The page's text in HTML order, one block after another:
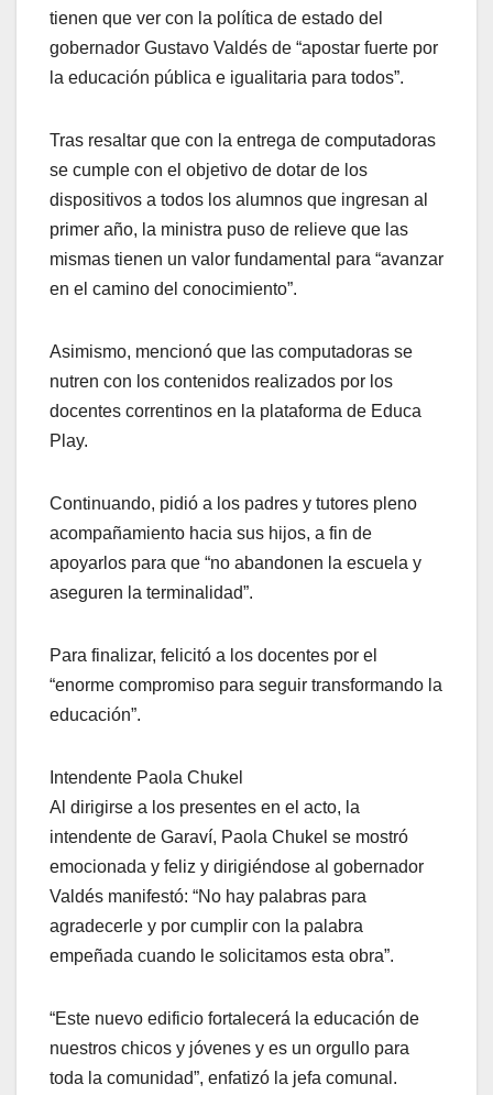
tienen que ver con la política de estado del
gobernador Gustavo Valdés de “apostar fuerte por
la educación pública e igualitaria para todos”.
Tras resaltar que con la entrega de computadoras
se cumple con el objetivo de dotar de los
dispositivos a todos los alumnos que ingresan al
primer año, la ministra puso de relieve que las
mismas tienen un valor fundamental para “avanzar
en el camino del conocimiento”.
Asimismo, mencionó que las computadoras se
nutren con los contenidos realizados por los
docentes correntinos en la plataforma de Educa
Play.
Continuando, pidió a los padres y tutores pleno
acompañamiento hacia sus hijos, a fin de
apoyarlos para que “no abandonen la escuela y
aseguren la terminalidad”.
Para finalizar, felicitó a los docentes por el
“enorme compromiso para seguir transformando la
educación”.
Intendente Paola Chukel
Al dirigirse a los presentes en el acto, la
intendente de Garaví, Paola Chukel se mostró
emocionada y feliz y dirigiéndose al gobernador
Valdés manifestó: “No hay palabras para
agradecerle y por cumplir con la palabra
empeñada cuando le solicitamos esta obra”.
“Este nuevo edificio fortalecerá la educación de
nuestros chicos y jóvenes y es un orgullo para
toda la comunidad”, enfatizó la jefa comunal.